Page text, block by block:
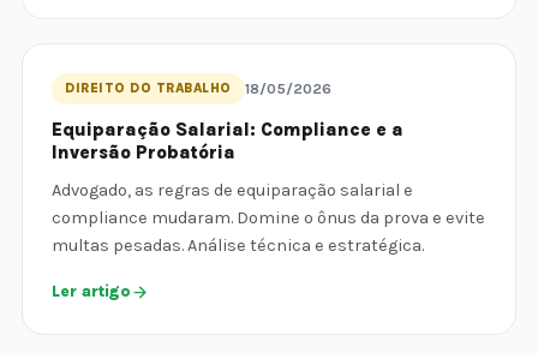
DIREITO DO TRABALHO 18/05/2026
Equiparação Salarial: Compliance e a
Inversão Probatória
Advogado, as regras de equiparação salarial e
compliance mudaram. Domine o ônus da prova e evite
multas pesadas. Análise técnica e estratégica.
Ler artigo